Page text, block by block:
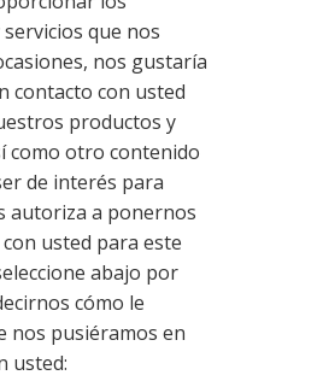
que nos
nos gustaría
contacto con usted
productos y
como otro contenido
de interés para
autoriza a ponernos
usted para este
abajo por
cómo le
nos pusiéramos en
usted: